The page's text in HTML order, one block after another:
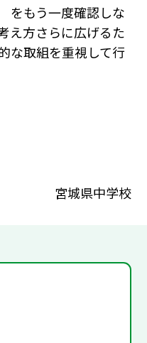
をもう一度確認しな
え方さらに広げるた
な取組を重視して行
宮城県中学校